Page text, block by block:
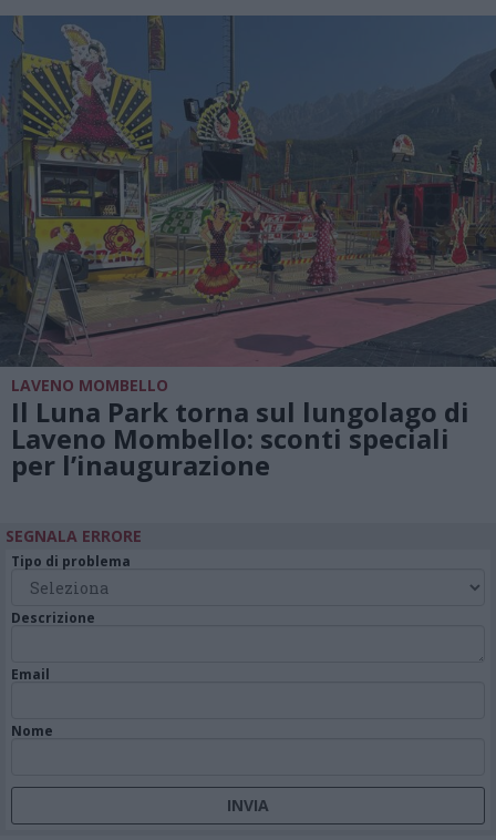
LAVENO MOMBELLO
Il Luna Park torna sul lungolago di
Laveno Mombello: sconti speciali
per l’inaugurazione
SEGNALA ERRORE
Tipo di problema
Descrizione
Email
Nome